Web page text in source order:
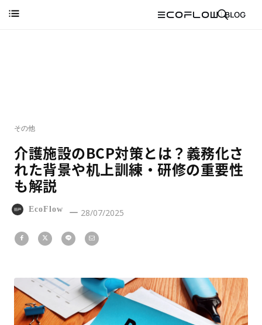
その他
介護施設のBCP対策とは？義務化さ
れた背景や机上訓練・研修の重要性
も解説
EcoFlow 28/07/2025